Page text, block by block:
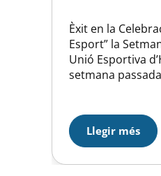
Èxit en la
Esport” la
Unió Esportiva
setmana
participació de la
esportiu. Sota el
Esport”, es van
activitats que
Llegir més